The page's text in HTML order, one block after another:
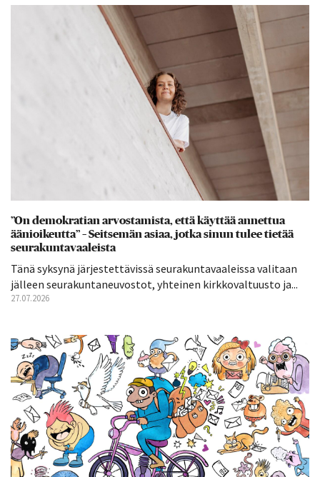
”On demokratian arvostamista, että käyttää annettua
äänioikeutta” – Seitsemän asiaa, jotka sinun tulee tietää
seurakuntavaaleista
Tänä syksynä järjestettävissä seurakuntavaaleissa valitaan
jälleen seurakuntaneuvostot, yhteinen kirkkovaltuusto ja...
27.07.2026